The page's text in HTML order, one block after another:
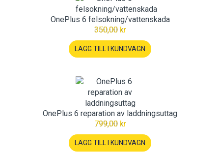
OnePlus 6 felsokning/vattenskada
350,00 kr
LÄGG TILL I KUNDVAGN
OnePlus 6 reparation av laddningsuttag
799,00 kr
LÄGG TILL I KUNDVAGN